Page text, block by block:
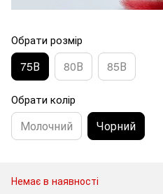
Обрати розмір
75В 80В 85В
Обрати колір
Молочний Чорний
Немає в наявності